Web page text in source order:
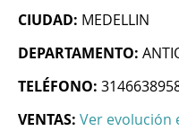
CIUDAD: MEDELLIN
DEPARTAMENTO:
TELÉFONO:
VENTAS: Ver evolución